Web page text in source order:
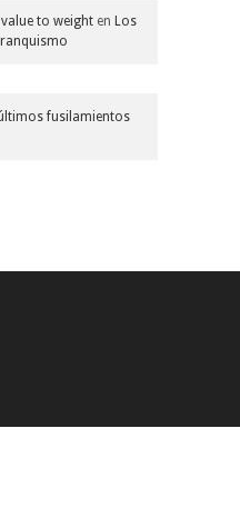
to weight en Los
fusilamientos